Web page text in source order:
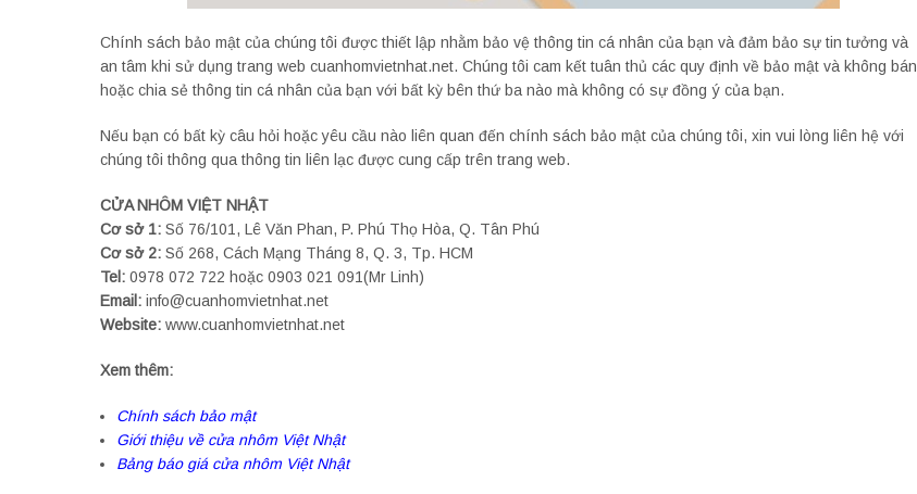
Chính sách bảo mật của chúng tôi được thiết lập nhằm bảo vệ thông tin cá nhân của bạn và đảm bảo sự tin tưởng và
an tâm khi sử dụng trang web cuanhomvietnhat.net. Chúng tôi cam kết tuân thủ các quy định về bảo mật và không bán
hoặc chia sẻ thông tin cá nhân của bạn với bất kỳ bên thứ ba nào mà không có sự đồng ý của bạn.
Nếu bạn có bất kỳ câu hỏi hoặc yêu cầu nào liên quan đến chính sách bảo mật của chúng tôi, xin vui lòng liên hệ với
chúng tôi thông qua thông tin liên lạc được cung cấp trên trang web.
CỬA NHÔM VIỆT NHẬT
Cơ sở 1: Số 76/101, Lê Văn Phan, P. Phú Thọ Hòa, Q. Tân Phú
Cơ sở 2: Số 268, Cách Mạng Tháng 8, Q. 3, Tp. HCM
Tel: 0978 072 722 hoặc 0903 021 091(Mr Linh)
Email: info@cuanhomvietnhat.net
Website: www.cuanhomvietnhat.net
Xem thêm:
Chính sách bảo mật
Giới thiệu về cửa nhôm Việt Nhật
Bảng báo giá cửa nhôm Việt Nhật